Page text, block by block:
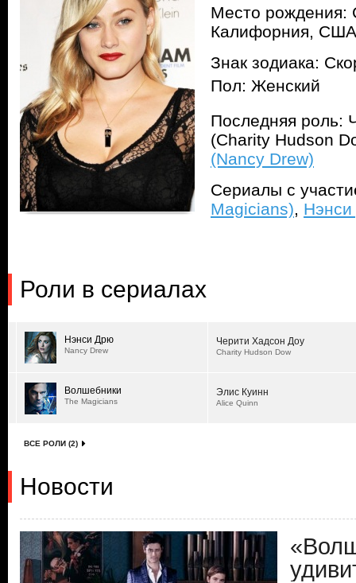
Место рождения:
Калифорния, США
Знак зодиака:
Пол: Женский
Последняя роль:
(Charity Hudson
(Nancy Drew)
Сериалы с
Magicians),
Роли в сериалах
Нэнси Дрю
Nancy Drew
Черити Хадсон Доу
Charity Hudson Dow
Волшебники
The Magicians
Элис Куинн
Alice Quinn
ВСЕ РОЛИ (2)
Новости